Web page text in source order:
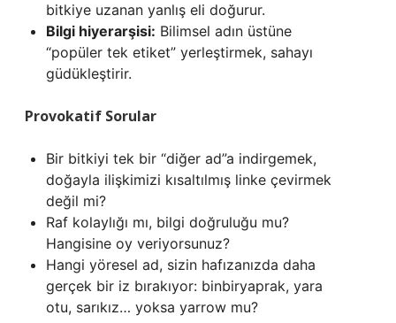
bitkiye uzanan yanlış eli doğurur.
Bilgi hiyerarşisi: Bilimsel adın üstüne
“popüler tek etiket” yerleştirmek, sahayı
güdükleştirir.
Provokatif Sorular
Bir bitkiyi tek bir “diğer ad”a indirgemek,
doğayla ilişkimizi kısaltılmış linke çevirmek
değil mi?
Raf kolaylığı mı, bilgi doğruluğu mu?
Hangisine oy veriyorsunuz?
Hangi yöresel ad, sizin hafızanızda daha
gerçek bir iz bırakıyor: binbiryaprak, yara
otu, sarıkız… yoksa yarrow mu?